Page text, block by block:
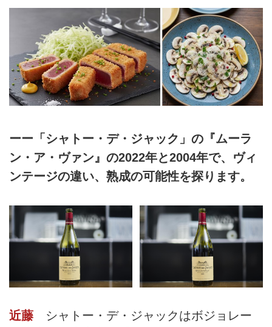
ーー「シャトー・デ・ジャック」の『ムーラ
ン・ア・ヴァン』の2022年と2004年で、ヴィ
ンテージの違い、熟成の可能性を探ります。
近藤 シャトー・デ・ジャックはボジョレー